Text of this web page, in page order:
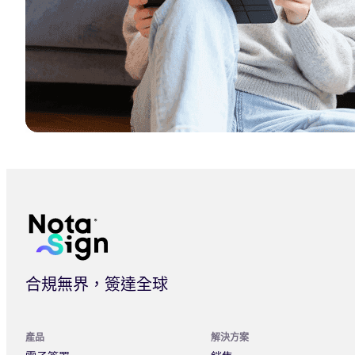
合規無界，簽達全球
產品 解決方案